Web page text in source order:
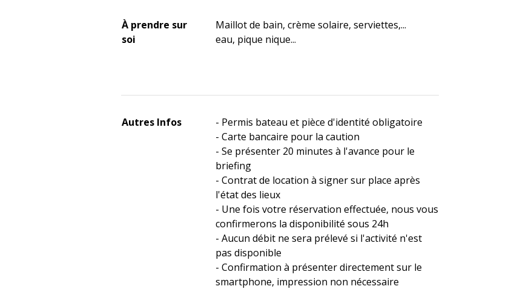
À prendre sur
soi
Maillot de bain, crème solaire, serviettes,...
eau, pique nique...
Autres Infos
- Permis bateau et pièce d'identité obligatoire
- Carte bancaire pour la caution
- Se présenter 20 minutes à l'avance pour le
briefing
- Contrat de location à signer sur place après
l'état des lieux
- Une fois votre réservation effectuée, nous vous
confirmerons la disponibilité sous 24h
- Aucun débit ne sera prélevé si l'activité n'est
pas disponible
- Confirmation à présenter directement sur le
smartphone, impression non nécessaire